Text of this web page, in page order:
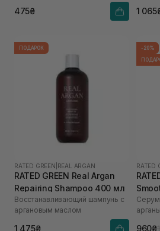
475₴ 1
ПОДАРОК
RATED GREEN REAL ARGAN
RATED GREEN Real Argan
Repairing Shampoo 400 мл
Восстанавливающий шампунь с
аргановым маслом
1 475₴
-20%
RATED
мл
Серум
арганы
960₴